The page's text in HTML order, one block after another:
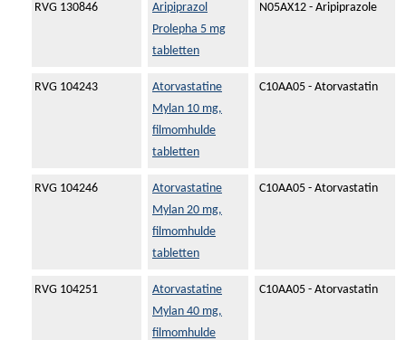
RVG 130846
Aripiprazol
Prolepha 5 mg
tabletten
N05AX12 - Aripiprazole
RVG 104243
Atorvastatine
Mylan 10 mg,
filmomhulde
tabletten
C10AA05 - Atorvastatin
RVG 104246
Atorvastatine
Mylan 20 mg,
filmomhulde
tabletten
C10AA05 - Atorvastatin
RVG 104251
Atorvastatine
Mylan 40 mg,
filmomhulde
C10AA05 - Atorvastatin